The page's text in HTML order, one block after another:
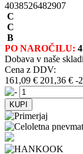
4038526482907
C
C
B
PO NAROČILU:
Dobava v naše
Cena z DDV:
161,09 € 201,36 € -